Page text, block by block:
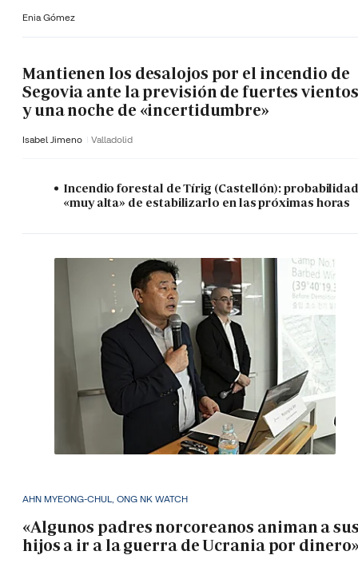
Enia Gómez
Mantienen los desalojos por el incendio de
Segovia ante la previsión de fuertes vientos
y una noche de «incertidumbre»
Isabel Jimeno Valladolid
Incendio forestal de Tírig (Castellón):
«muy alta» de estabilizarlo en las próximas horas
AHN MYEONG-CHUL, ONG NK WATCH
«Algunos padres norcoreanos animan a
hijos a ir a la guerra de Ucrania por